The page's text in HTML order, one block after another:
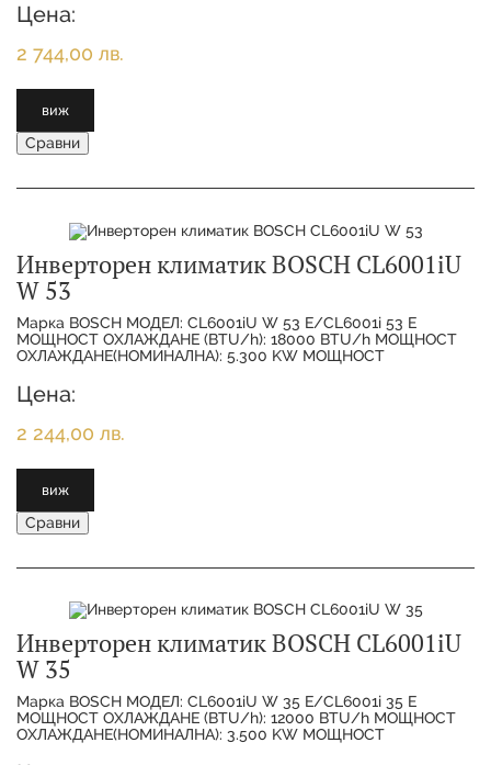
Цена:
2 744,00 лв.
виж
Сравни
Инверторен климатик BOSCH CL6001iU
W 53
Марка BOSCH МОДЕЛ: CL6001iU W 53 E/CL6001i 53 E
МОЩНОСТ ОХЛАЖДАНЕ (BTU/h): 18000 BTU/h МОЩНОСТ
ОХЛАЖДАНЕ(НОМИНАЛНА): 5.300 KW МОЩНОСТ
Цена:
2 244,00 лв.
виж
Сравни
Инверторен климатик BOSCH CL6001iU
W 35
Марка BOSCH МОДЕЛ: CL6001iU W 35 E/CL6001i 35 E
МОЩНОСТ ОХЛАЖДАНЕ (BTU/h): 12000 BTU/h МОЩНОСТ
ОХЛАЖДАНЕ(НОМИНАЛНА): 3.500 KW МОЩНОСТ